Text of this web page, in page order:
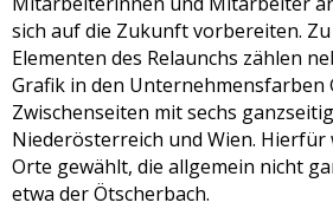
sich auf die Zukunft vorbereiten.
Elementen des Relaunchs zählen
Grafik in den Unternehmensfarben
Zwischenseiten mit sechs
Niederösterreich und Wien.
Orte gewählt, die allgemein nicht
etwa der Ötscherbach.